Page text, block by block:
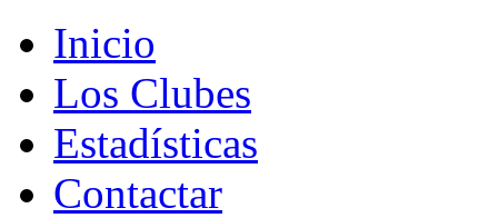
Inicio
Los Clubes
Estadísticas
Contactar